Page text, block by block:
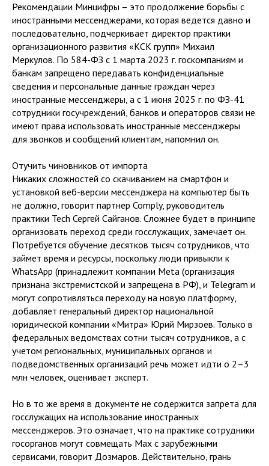
Рекомендации Минцифры – это продолжение борьбы с
иностранными мессенджерами, которая ведется давно и
последовательно, подчеркивает директор практики
организационного развития «КСК групп» Михаил
Меркулов. По 584-ФЗ с 1 марта 2023 г. госкомпаниям и
банкам запрещено передавать конфиденциальные
сведения и персональные данные граждан через
иностранные мессенджеры, а с 1 июня 2025 г. по ФЗ-41
сотрудники госучреждений, банков и операторов связи не
имеют права использовать иностранные мессенджеры
для звонков и сообщений клиентам, напомнил он.
Отучить чиновников от импорта
Никаких сложностей со скачиванием на смартфон и
установкой веб-версии мессенджера на компьютер быть
не должно, говорит партнер Comply, руководитель
практики Tech Сергей Сайганов. Сложнее будет в принципе
организовать переход среди госслужащих, замечает он.
Потребуется обучение десятков тысяч сотрудников, что
займет время и ресурсы, поскольку люди привыкли к
WhatsApp (принадлежит компании Meta (организация
признана экстремистской и запрещена в РФ), и Telegram и
могут сопротивляться переходу на новую платформу,
добавляет генеральный директор национальной
юридической компании «Митра» Юрий Мирзоев. Только в
федеральных ведомствах сотни тысяч сотрудников, а с
учетом региональных, муниципальных органов и
подведомственных организаций речь может идти о 2–3
млн человек, оценивает эксперт.
Но в то же время в документе не содержится запрета для
госслужащих на использование иностранных
мессенджеров. Это означает, что на практике сотрудники
госорганов могут совмещать Max с зарубежными
сервисами, говорит Дозмаров. Действительно, грань